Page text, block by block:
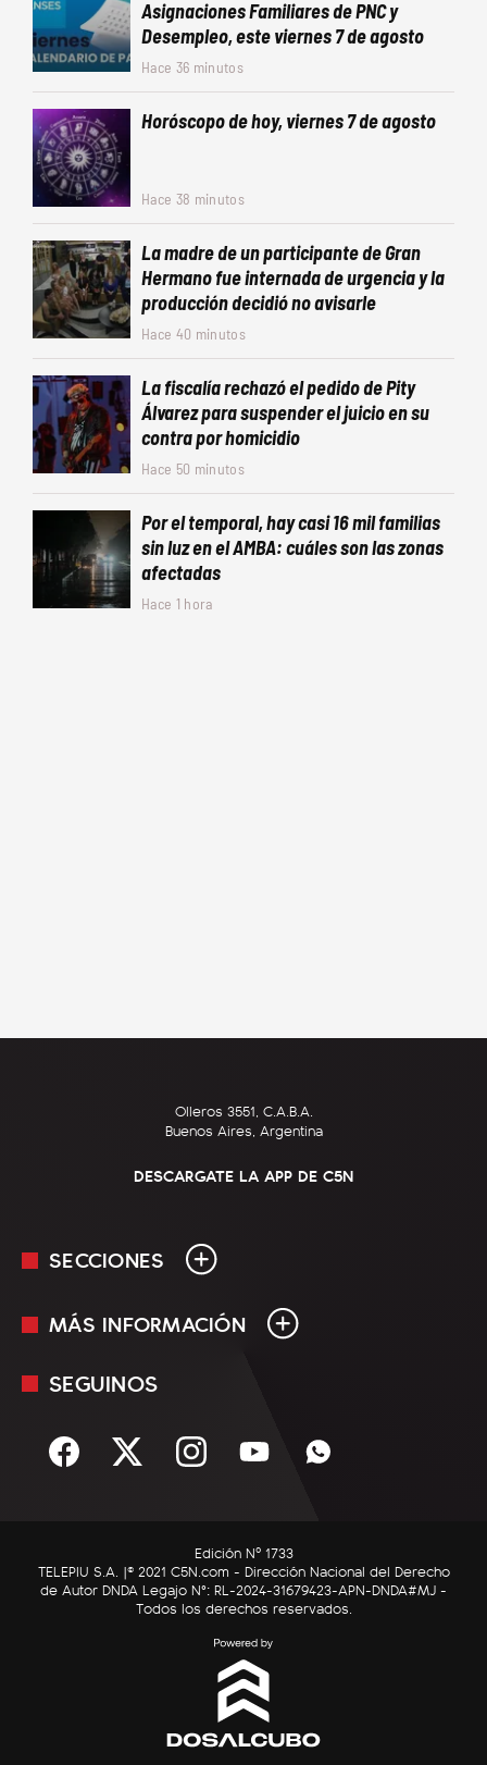
Asignaciones Familiares de PNC y
Desempleo, este viernes 7 de agosto
Hace 36 minutos
Horóscopo de hoy, viernes 7 de agosto
Hace 38 minutos
La madre de un participante de Gran
Hermano fue internada de urgencia y la
producción decidió no avisarle
Hace 40 minutos
La fiscalía rechazó el pedido de Pity
Álvarez para suspender el juicio en su
contra por homicidio
Hace 50 minutos
Por el temporal, hay casi 16 mil familias
sin luz en el AMBA: cuáles son las zonas
afectadas
Hace 1 hora
Olleros 3551, C.A.B.A.
Buenos Aires, Argentina
DESCARGATE LA APP DE C5N
SECCIONES
En Vivo
Sociedad
C5N Autos
RatingCero
MÁS INFORMACIÓN
Mediakit
Términos y condiciones
SEGUINOS
Edición Nº 1733
TELEPIU S.A. |© 2021 C5N.com - Dirección Nacional del Derecho
de Autor DNDA Legajo N°: RL-2024-31679423-APN-DNDA#MJ -
Todos los derechos reservados.